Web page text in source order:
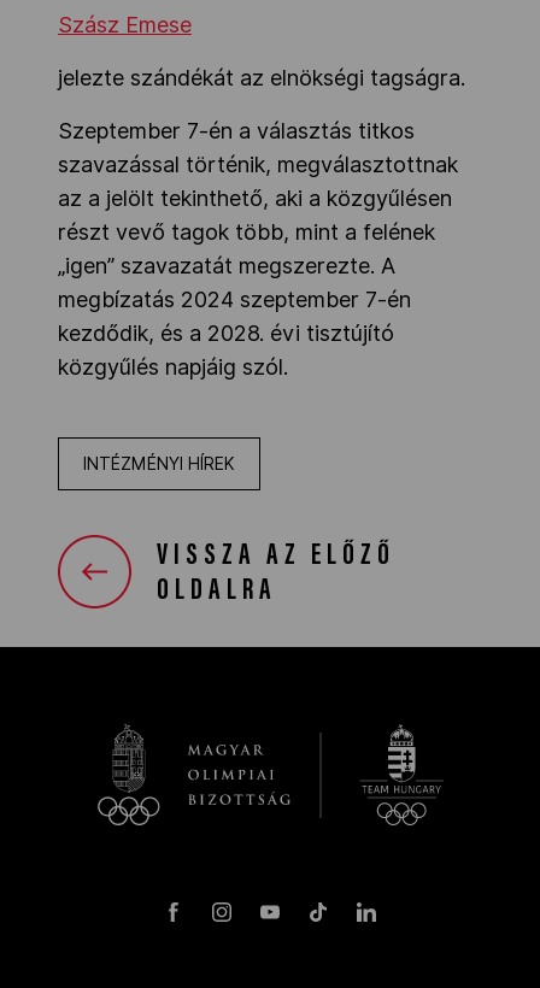
Szász Emese
jelezte szándékát az elnökségi tagságra.
Szeptember 7-én a választás titkos
szavazással történik, megválasztottnak
az a jelölt tekinthető, aki a közgyűlésen
részt vevő tagok több, mint a felének
„igen” szavazatát megszerezte. A
megbízatás 2024 szeptember 7-én
kezdődik, és a 2028. évi tisztújító
közgyűlés napjáig szól.
INTÉZMÉNYI HÍREK
VISSZA AZ ELŐZŐ
OLDALRA